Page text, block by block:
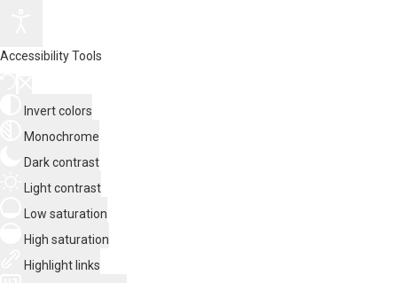
Accessibility Tools
Invert colors
Monochrome
Dark contrast
Light contrast
Low saturation
High saturation
Highlight links